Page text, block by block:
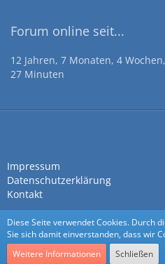
Forum online seit...
12 Jahren, 7 Monaten, 4
27 Minuten
Impressum
Datenschutzerklärung
Kontakt
Diese Seite verwendet Cookies. Durch
Sie sich damit einverstanden, dass wir
Weitere Informationen
Schließen